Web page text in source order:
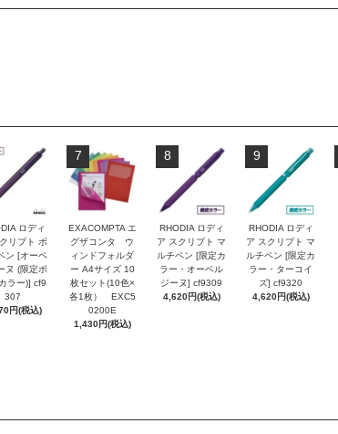
ロディ
リプト ボ
ン [オーベ
ヌ (限定ボ
ラー)] cf9
307
円(税込)
7
EXACOMPTA エ
グザコンタ ウ
ィンドフォルダ
ー A4サイズ 10
枚セット(10色×
各1枚） EXC5
0200E
1,430円(税込)
8
RHODIA ロディ
ア スクリプト マ
ルチペン [限定カ
ラー・オーベル
ジーヌ] cf9309
4,620円(税込)
9
RHODIA ロディ
ア スクリプト マ
ルチペン [限定カ
ラー・ターコイ
ズ] cf9320
4,620円(税込)